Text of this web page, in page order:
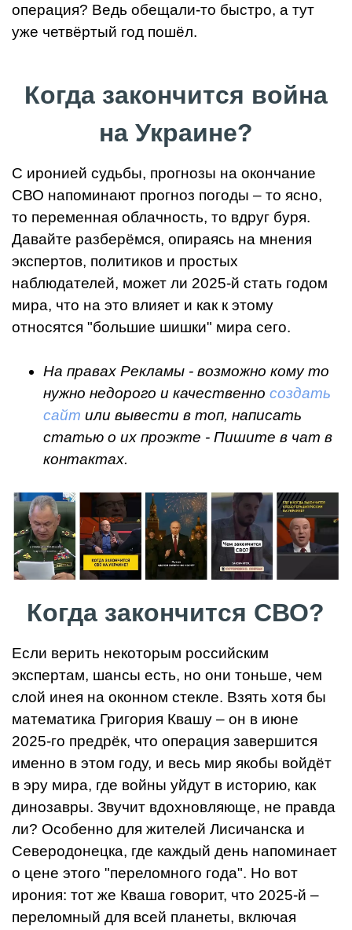
операция? Ведь обещали-то быстро, а тут
уже четвёртый год пошёл.
Когда закончится война
на Украине?
С иронией судьбы, прогнозы на окончание
СВО напоминают прогноз погоды – то ясно,
то переменная облачность, то вдруг буря.
Давайте разберёмся, опираясь на мнения
экспертов, политиков и простых
наблюдателей, может ли 2025-й стать годом
мира, что на это влияет и как к этому
относятся "большие шишки" мира сего.
На правах Рекламы - возможно кому то
нужно недорого и качественно создать
сайт или вывести в топ, написать
статью о их проэкте - Пишите в чат в
контактах.
Когда закончится СВО?
Если верить некоторым российским
экспертам, шансы есть, но они тоньше, чем
слой инея на оконном стекле. Взять хотя бы
математика Григория Квашу – он в июне
2025-го предрёк, что операция завершится
именно в этом году, и весь мир якобы войдёт
в эру мира, где войны уйдут в историю, как
динозавры. Звучит вдохновляюще, не правда
ли? Особенно для жителей Лисичанска и
Северодонецка, где каждый день напоминает
о цене этого "переломного года". Но вот
ирония: тот же Кваша говорит, что 2025-й –
переломный для всей планеты, включая